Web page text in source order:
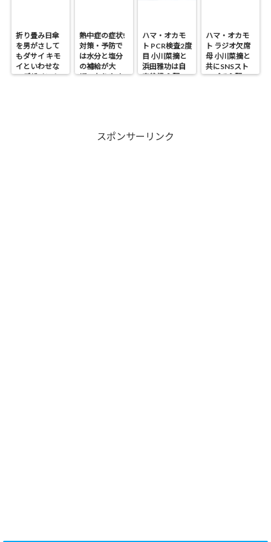
折り畳み日傘
を男がさして
もダサイ キモ
イといわせな
いデザイン！
熱中症の症状!
対策・予防で
は水分と塩分
の補給が大
切・なりやす
ハマ・オカモ
ト PCR検査2度
目 小川菜摘と
浜田雅功は自
宅待機 心配の
ハマ・オカモ
ト ラジオ欠席
母 小川菜摘と
共にSNSスト
ップで心配の
スポンサーリンク